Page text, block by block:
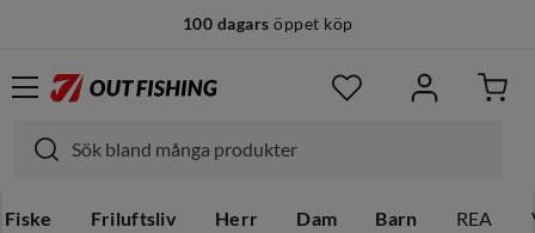
100 dagars öppet köp
Fiske Friluftsliv Herr Dam Barn REA